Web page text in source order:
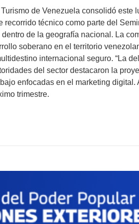
de Venezuela consolidó
técnico como parte del
de la geografía nacional. La
soberano en el territorio
internacional seguro. “La
del sector destacaron la
enfocadas en el marketing
trimestre.